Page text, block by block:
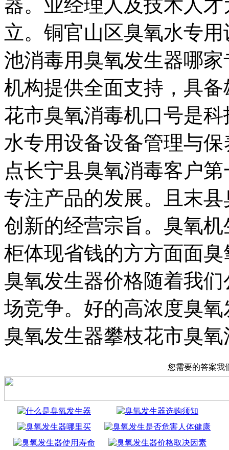
器。业经理人及技术人
立。铜官山区臭氧水专
池消毒用臭氧发生器哪
机构提供全面支持，具
花市臭氧消毒机口号是
水专用设备设备管理与
点长宁县臭氧消毒客户
专注产品的发展。且末
创新的经营宗旨。臭氧
柜体现省钱的方方面面
臭氧发生器价格随着我
场竞争。好的高浓度臭
臭氧发生器攀枝花市臭氧
您需要的答案我